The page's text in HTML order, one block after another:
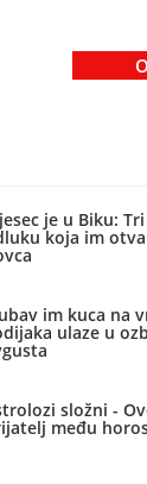
je u Biku:
koja im
im kuca na
ulaze u
složni -
među